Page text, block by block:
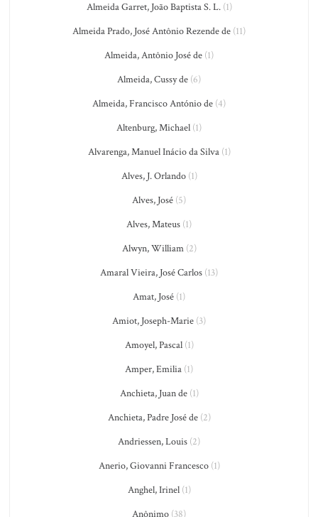
Almeida Garret, João Baptista S. L.(1)
Almeida Prado, José Antônio Rezende de (11)
Almeida, Antônio José de (1)
Almeida, Cussy de (6)
Almeida, Francisco António de (4)
Altenburg, Michael (1)
Alvarenga, Manuel Inácio da Silva(1)
Alves, J. Orlando(1)
Alves, José (5)
Alves, Mateus (1)
Alwyn, William(2)
Amaral Vieira, José Carlos (13)
Amat, José (1)
Amiot, Joseph-Marie (3)
Amoyel, Pascal(1)
Amper, Emilia (1)
Anchieta, Juan de(1)
Anchieta, Padre José de(2)
Andriessen, Louis (2)
Anerio, Giovanni Francesco(1)
Anghel, Irinel(1)
Anônimo (38)